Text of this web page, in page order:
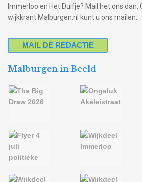
Immerloo en Het Duifje? Mail het ons dan.
wijkkrant Malburgen.nl kunt u ons mailen.
MAIL DE REDACTIE
Malburgen in Beeld